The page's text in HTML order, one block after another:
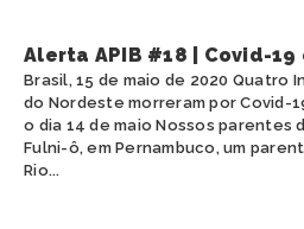
Alerta APIB #18 | Covid-
Brasil, 15 de maio de 2020 Quatro
do Nordeste morreram por Covid-
o dia 14 de maio Nossos parentes
Fulni-ô, em Pernambuco, um
Rio...